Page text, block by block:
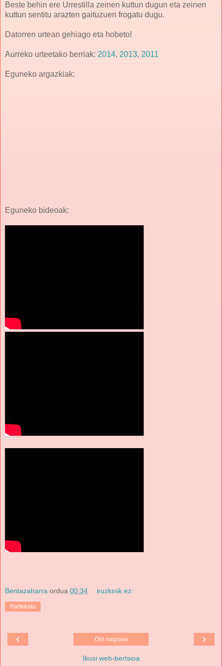
Beste behin ere Urrestilla zeinen kuttun dugun eta zeinen
kuttun sentitu arazten gaituzuen frogatu dugu.
Datorren urtean gehiago eta hobeto!
Aurreko urteetako berriak: 2014, 2013, 2011
Eguneko argazkiak:
Eguneko bideoak:
Bentazaharra ordua 00:34 iruzkinik ez:
Partekatu
‹ ›
Orri nagusia
Ikusi web-bertsioa